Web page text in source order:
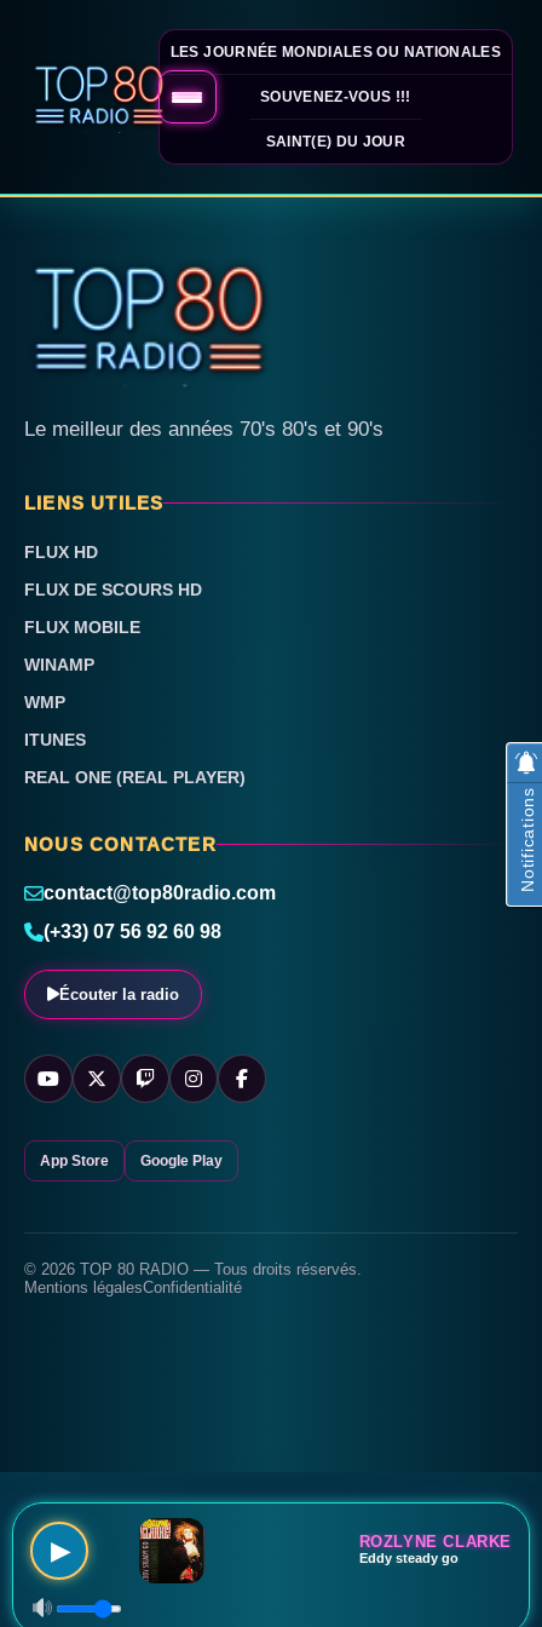
LES JOURNÉE MONDIALES OU NATIONALES
SOUVENEZ-VOUS !!!
SAINT(E) DU JOUR
▶ ROZLYNE CLARKE
Eddy steady go
Le meilleur des années 70's 80's et 90's
LIENS UTILES
FLUX HD
FLUX DE SCOURS HD
FLUX MOBILE
WINAMP
WMP
ITUNES
REAL ONE (REAL PLAYER)
NOUS CONTACTER
contact@top80radio.com
(+33) 07 56 92 60 98
Écouter la radio
App Store Google Play
© 2026 TOP 80 RADIO — Tous droits réservés.
Mentions légalesConfidentialité
Notifications